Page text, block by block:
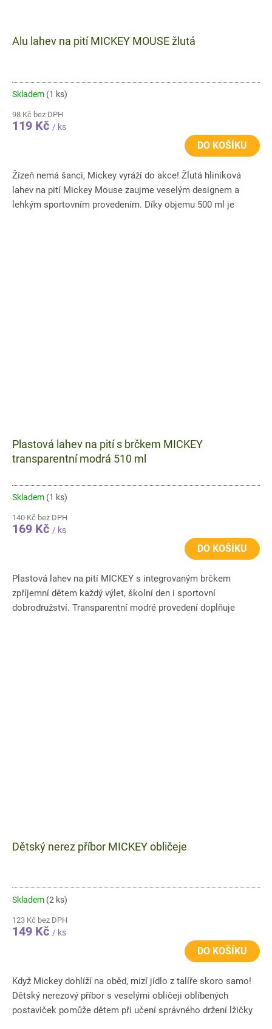
Alu lahev na pití MICKEY MOUSE žlutá
Skladem (1 ks)
98 Kč bez DPH
119 Kč / ks
DO KOŠÍKU
Žízeň nemá šanci, Mickey vyráží do akce! Žlutá hliníková
lahev na pití Mickey Mouse zaujme veselým designem a
lehkým sportovním provedením. Díky objemu 500 ml je
Plastová lahev na pití s brčkem MICKEY
transparentní modrá 510 ml
Skladem (1 ks)
140 Kč bez DPH
169 Kč / ks
DO KOŠÍKU
Plastová lahev na pití MICKEY s integrovaným brčkem
zpříjemní dětem každý výlet, školní den i sportovní
dobrodružství. Transparentní modré provedení doplňuje
Dětský nerez příbor MICKEY obličeje
Skladem (2 ks)
123 Kč bez DPH
149 Kč / ks
DO KOŠÍKU
Když Mickey dohlíží na oběd, mizí jídlo z talíře skoro samo!
Dětský nerezový příbor s veselými obličeji oblíbených
postaviček pomůže dětem při učení správného držení lžičky